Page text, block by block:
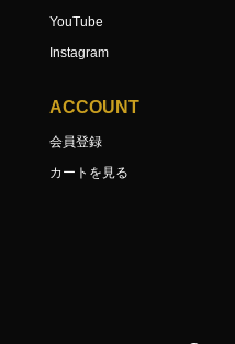
YouTube
Instagram
ACCOUNT
会員登録
カートを見る